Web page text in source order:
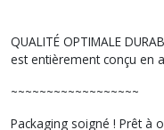
QUALITÉ OPTIMALE
est entièrement conçu en
~~~~~~~~~~~~~~~~~~
Packaging soigné ! Prêt à